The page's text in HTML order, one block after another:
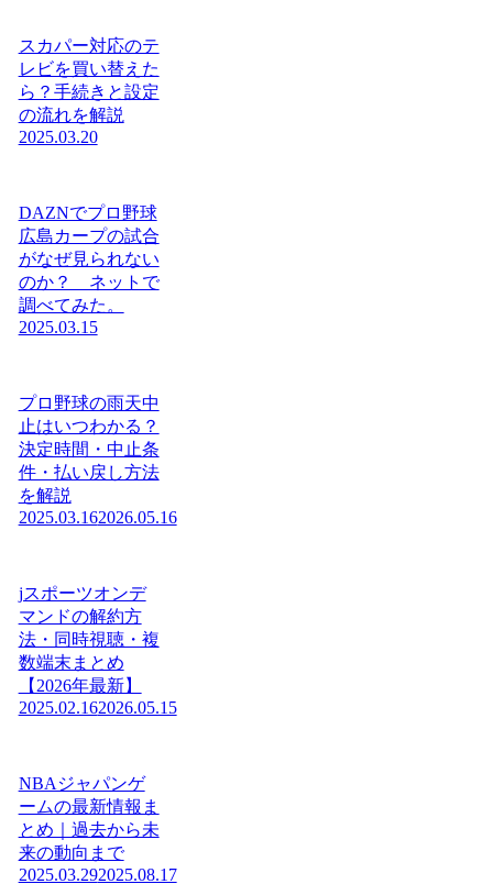
スカパー対応のテ
レビを買い替えた
ら？手続きと設定
の流れを解説
2025.03.20
DAZNでプロ野球
広島カープの試合
がなぜ見られない
のか？ ネットで
調べてみた。
2025.03.15
プロ野球の雨天中
止はいつわかる？
決定時間・中止条
件・払い戻し方法
を解説
2025.03.162026.05.16
jスポーツオンデ
マンドの解約方
法・同時視聴・複
数端末まとめ
【2026年最新】
2025.02.162026.05.15
NBAジャパンゲ
ームの最新情報ま
とめ｜過去から未
来の動向まで
2025.03.292025.08.17